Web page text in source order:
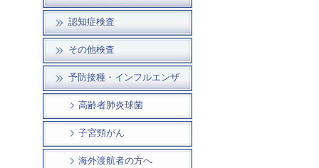
認知症検査
その他検査
予防接種・インフルエンザ
高齢者肺炎球菌
子宮頸がん
海外渡航者の方へ